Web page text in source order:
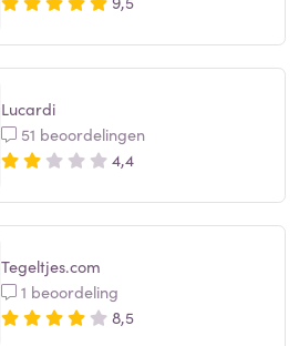
Lucardi
51 beoordelingen
4,4
Tegeltjes.com
1 beoordeling
8,5